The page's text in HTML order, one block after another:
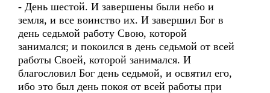
- День шестой. И завершены были небо и
земля, и все воинство их. И завершил Бог в
день cедьмой работу Свою, которой
занимался; и покоился в день cедьмой от всей
работы Своей, которой занимался. И
благословил Бог день cедьмой, и освятил его,
ибо это был день покоя от всей работы при